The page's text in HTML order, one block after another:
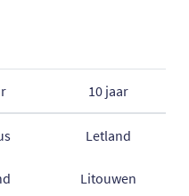
10 jaar
Letland
Litouwen